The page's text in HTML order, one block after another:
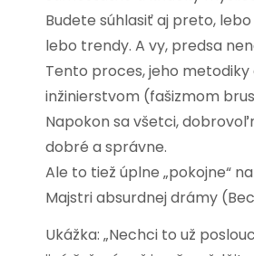
Budete súhlasiť aj preto,
lebo trendy. A vy, predsa
Tento proces, jeho
inžinierstvom (fašizmom
Napokon sa všetci,
dobré a správne.
Ale to tiež úplne „pokojne“
Majstri absurdnej drámy
Ukážka: „Nechci to už